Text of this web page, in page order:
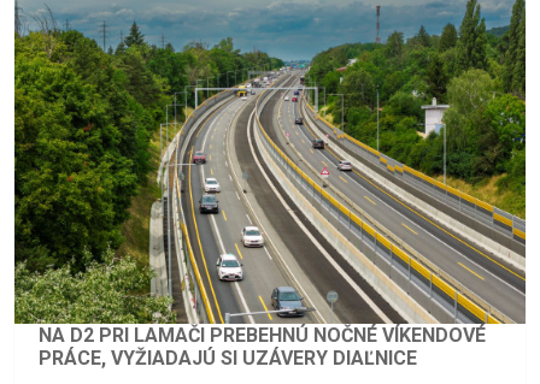
NA D2 PRI LAMAČI PREBEHNÚ NOČNÉ VÍKENDOVÉ
PRÁCE, VYŽIADAJÚ SI UZÁVERY DIAĽNICE